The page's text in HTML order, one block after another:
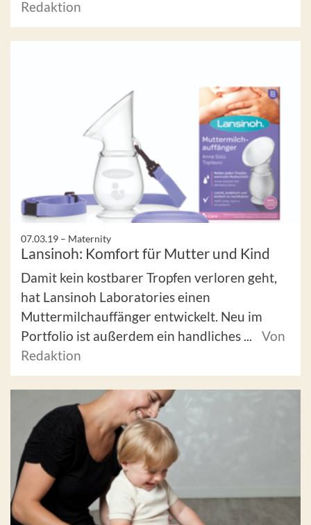
Redaktion
07.03.19 – Maternity
Lansinoh: Komfort für Mutter und Kind
Damit kein kostbarer Tropfen verloren geht,
hat Lansinoh Laboratories einen
Muttermilchauffänger entwickelt. Neu im
Portfolio ist außerdem ein handliches ...
Von
Redaktion